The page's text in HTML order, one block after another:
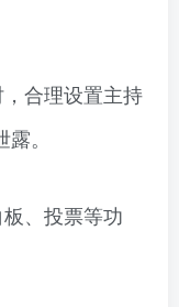
合理设置主持
。
、投票等功